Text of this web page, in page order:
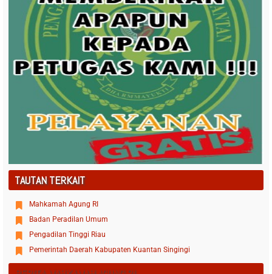
TAUTAN TERKAIT
Mahkamah Agung RI
Badan Peradilan Umum
Pengadilan Tinggi Riau
Pemerintah Daerah Kabupaten Kuantan Singingi